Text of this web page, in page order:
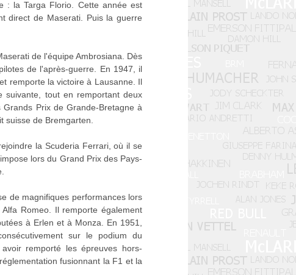
: la Targa Florio. Cette année est
direct de Maserati. Puis la guerre
de l'équipe Ambrosiana. Dès
de l'après-guerre. En 1947, il
remporte la victoire à Lausanne. Il
suivante, tout en remportant deux
Prix de Grande-Bretagne à
suisse de Bremgarten.
la Scuderia Ferrari, où il se
lors du Grand Prix des Pays-
de magnifiques performances lors
Romeo. Il remporte également
à Erlen et à Monza. En 1951,
sur le podium du
remporté les épreuves hors-
fusionnant la F1 et la